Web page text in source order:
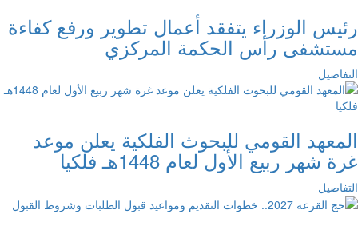
رئيس الوزراء يتفقد أعمال تطوير ورفع كفاءة
مستشفى رأس الحكمة المركزي
التفاصيل
المعهد القومي للبحوث الفلكية يعلن موعد
غرة شهر ربيع الأول لعام 1448هـ فلكيا
التفاصيل